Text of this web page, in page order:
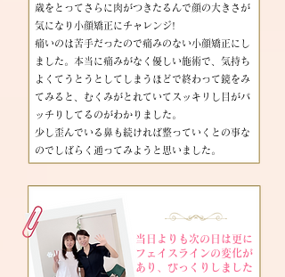
歳をとってさらに肉がつきたるんで顔の大きさが
気になり小顔矯正にチャレンジ!
痛いのは苦手だったので痛みのない小顔矯正にし
ました。本当に痛みがなく優しい施術で、気持ち
よくてうとうとしてしまうほどで終わって鏡をみ
てみると、むくみがとれていてスッキリし目がパ
ッチりしてるのがわかりました。
少し歪んでいる鼻も続ければ整っていくとの事な
のでしばらく通ってみようと思いました。
​ 当日よりも次の日は更に
フェイスラインの変化が
あり、びっくりしました